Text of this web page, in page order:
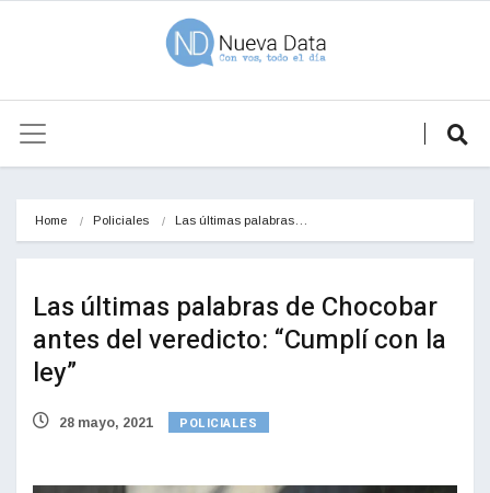
Home Policiales Las últimas palabras…
Las últimas palabras de Chocobar
antes del veredicto: “Cumplí con la
ley”
28 mayo, 2021 POLICIALES